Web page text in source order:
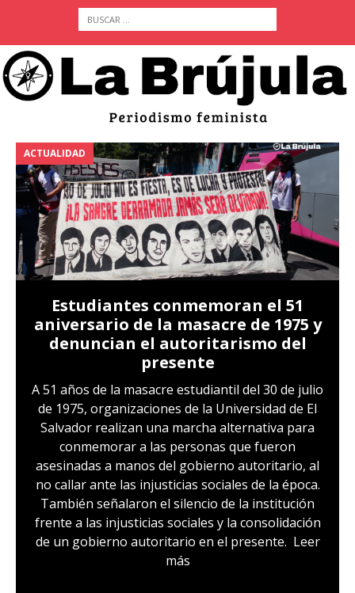
ACTUALIDAD
Estudiantes conmemoran el 51
aniversario de la masacre de 1975 y
denuncian el autoritarismo del
presente
A 51 años de la masacre estudiantil del 30 de julio
de 1975, organizaciones de la Universidad de El
Salvador realizan una marcha alternativa para
conmemorar a las personas que fueron
asesinadas a manos del gobierno autoritario, al
no callar ante las injusticias sociales de la época.
También señalaron el silencio de la institución
frente a las injusticias sociales y la consolidación
de un gobierno autoritario en el presente. Leer
más